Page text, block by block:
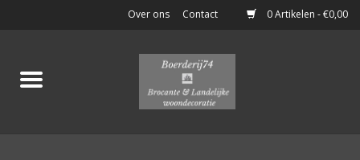
0 Artikelen - €0,00
Over ons Contact
Home